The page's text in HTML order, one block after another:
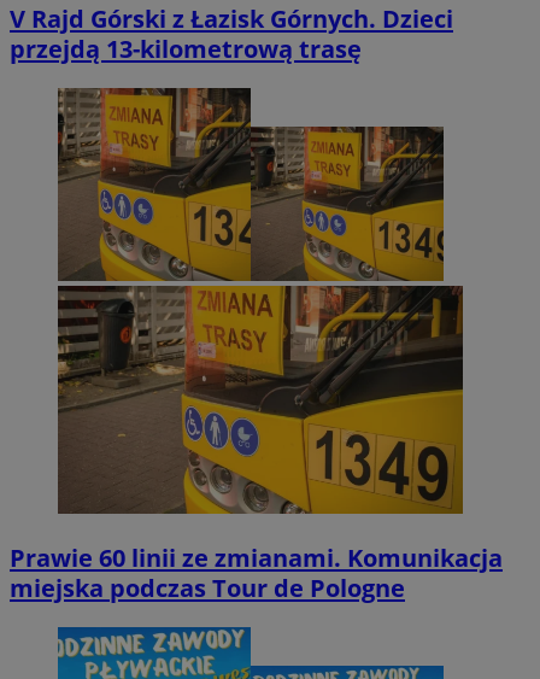
V Rajd Górski z Łazisk Górnych. Dzieci
przejdą 13-kilometrową trasę
Prawie 60 linii ze zmianami. Komunikacja
miejska podczas Tour de Pologne